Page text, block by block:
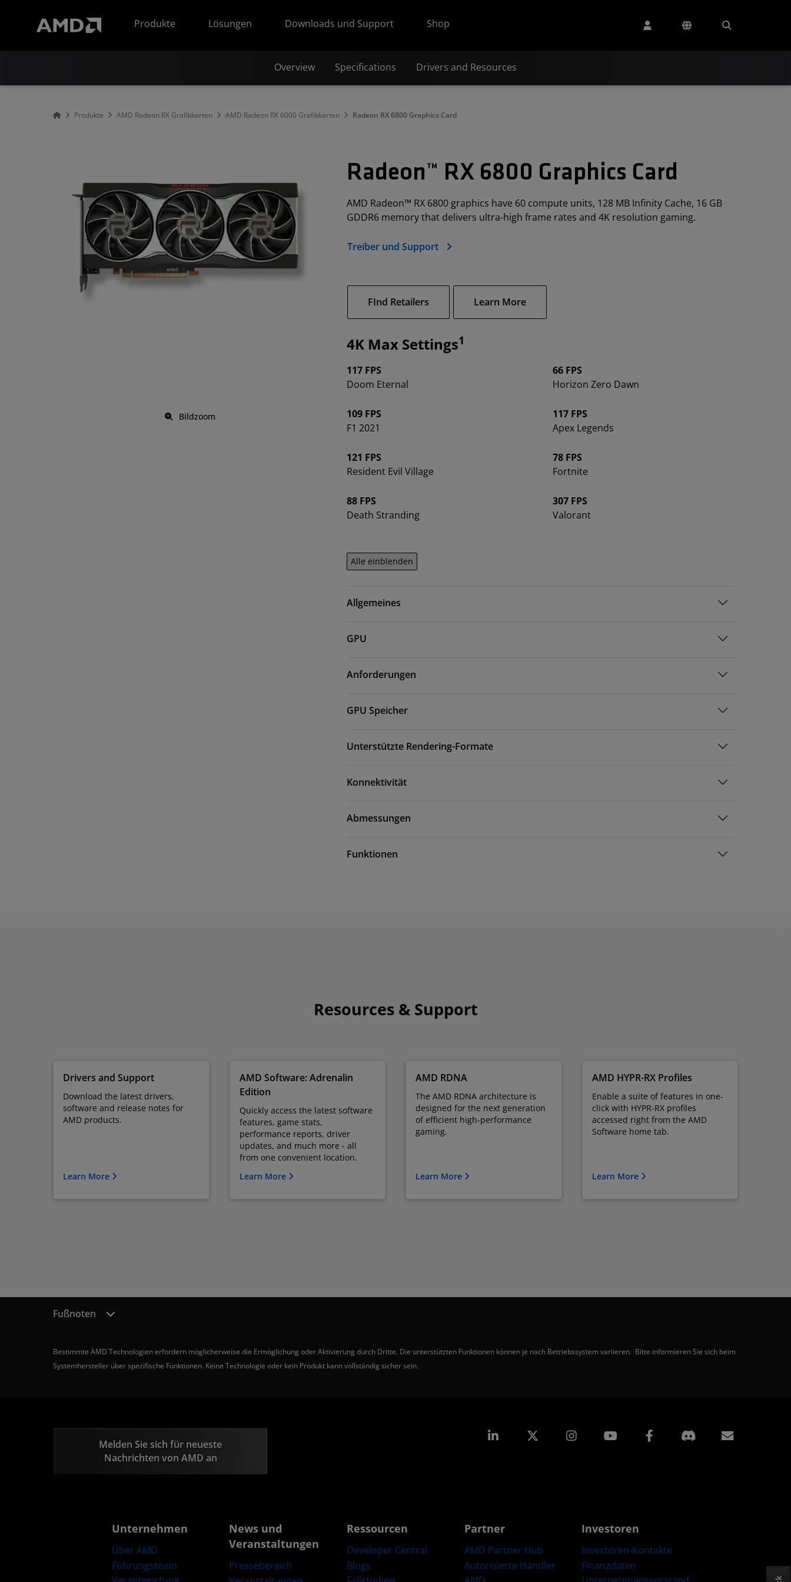
Produkte
Lösungen Downloads und Support Shop
Overview Specifications Drivers and Resources
Produkte AMD Radeon RX Grafikkarten AMD Radeon RX 6000 Grafikkarten Radeon RX 6800 Graphics Card
Bildzoom
Radeon™ RX 6800 Graphics Card
AMD Radeon™ RX 6800 graphics have 60 compute units, 128 MB Infinity Cache, 16 GB
GDDR6 memory that delivers ultra-high frame rates and 4K resolution gaming.
Treiber und Support
FInd Retailers Learn More
4K Max Settings1
117 FPS
Doom Eternal
109 FPS
F1 2021
121 FPS
Resident Evil Village
88 FPS
Death Stranding
66 FPS
Horizon Zero Dawn
117 FPS
Apex Legends
78 FPS
Fortnite
307 FPS
Valorant
Alle einblenden
Allgemeines
GPU
Anforderungen
GPU Speicher
Unterstützte Rendering-Formate
Konnektivität
Abmessungen
Funktionen
Resources & Support
Drivers and Support
Download the latest drivers,
software and release notes for
AMD products.
Learn More
AMD Software: Adrenalin
Edition
Quickly access the latest software
features, game stats,
performance reports, driver
updates, and much more - all
from one convenient location.
Learn More
AMD RDNA
The AMD RDNA architecture is
designed for the next generation
of efficient high-performance
gaming.
Learn More
AMD HYPR-RX Profiles
Enable a suite of features in one-
click with HYPR-RX profiles
accessed right from the AMD
Software home tab.
Learn More
Fußnoten
Bestimmte AMD Technologien erfordern möglicherweise die Ermöglichung oder Aktivierung durch Dritte. Die unterstützten Funktionen können je nach Betriebssystem variieren. Bitte informieren Sie sich beim
Systemhersteller über spezifische Funktionen. Keine Technologie oder kein Produkt kann vollständig sicher sein.
Melden Sie sich für neueste
Nachrichten von AMD an
LinkedIn Instagram Facebook
Unternehmen
Über AMD
Führungsteam
News und
Veranstaltungen
Pressebereich
Ressourcen
Developer Central
Blogs
Partner
AMD Partner Hub
Autorisierte Händler
Investoren
Investoren-Kontakte
Finanzdaten